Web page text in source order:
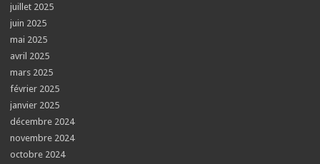
juillet 2025
juin 2025
mai 2025
avril 2025
mars 2025
février 2025
janvier 2025
décembre 2024
novembre 2024
octobre 2024